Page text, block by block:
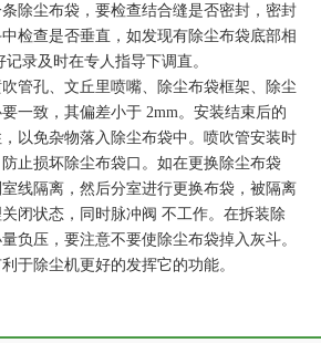
除尘布袋，要检查结合缝是否密封，密封
检查是否垂直，如发现有除尘布袋底部相
录及时在专人指导下调直。
管孔、文丘里喷嘴、除尘布袋框架、除尘
一致，其偏差小于 2mm。安装结束后的
以免杂物落入除尘布袋中。喷吹管安装时
止损坏除尘布袋口。如在更换除尘布袋
线隔离，然后分室进行更换布袋，被隔离
闭状态，同时脉冲阀 不工作。在拆装除
负压，要注意不要使除尘布袋掉入灰斗。
于除尘机更好的发挥它的功能。